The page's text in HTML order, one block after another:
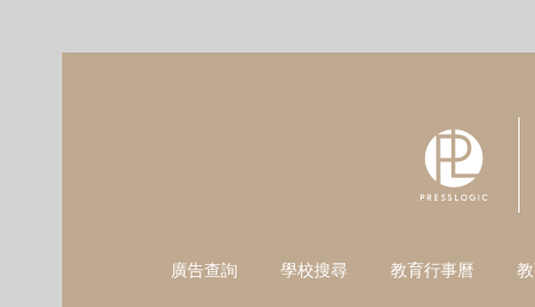
廣告查詢 學校搜尋 教育行事曆